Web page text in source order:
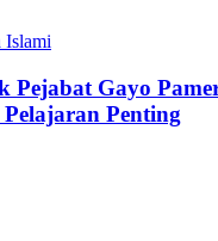
Islami
Pejabat Gayo
Penting